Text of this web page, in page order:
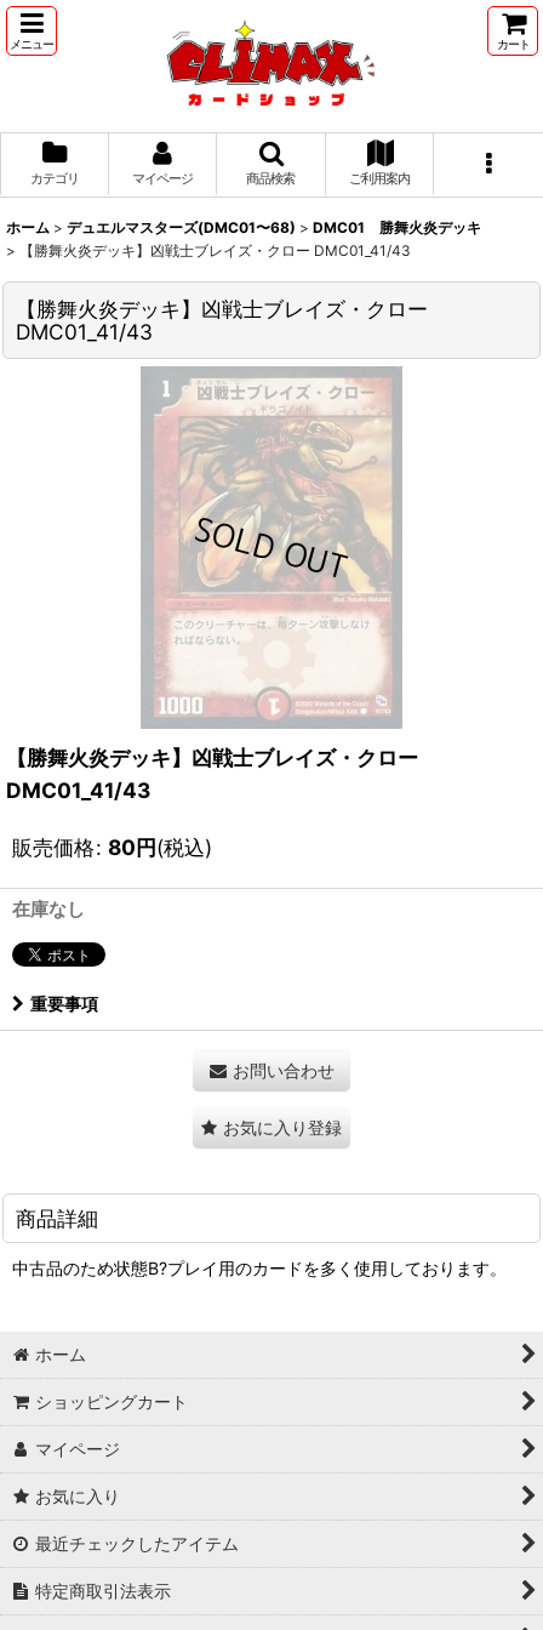
メニュー カート
カテゴリ マイページ 商品検索 ご利用案内
ホーム > デュエルマスターズ(DMC01〜68) > DMC01 勝舞火炎デッキ
>
【勝舞火炎デッキ】凶戦士ブレイズ・クロー DMC01_41/43
【勝舞火炎デッキ】凶戦士ブレイズ・クロー
DMC01_41/43
【勝舞火炎デッキ】凶戦士ブレイズ・クロー
DMC01_41/43
販売価格: 80円(税込)
在庫なし
重要事項
お問い合わせ
お気に入り登録
商品詳細
中古品のため状態B?プレイ用のカードを多く使用しております。
ホーム
ショッピングカート
マイページ
お気に入り
最近チェックしたアイテム
特定商取引法表示